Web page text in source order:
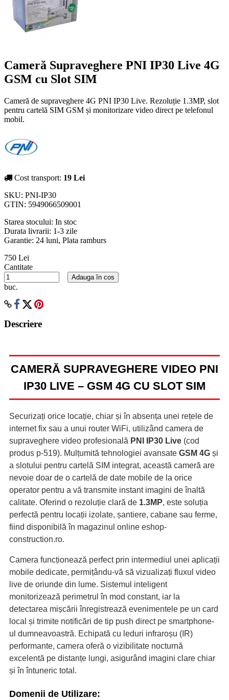
Cameră Supraveghere PNI IP30 Live 4G
GSM cu Slot SIM
Cameră de supraveghere 4G PNI IP30 Live. Rezoluție 1.3MP, slot
pentru cartelă SIM GSM și monitorizare video direct pe telefonul
mobil.
Cost transport: 19 Lei
SKU: PNI-IP30
GTIN: 5949066509001
Starea stocului: In stoc
Durata livrarii: 1-3 zile
Garantie: 24 luni, Plata ramburs
750 Lei
Cantitate
buc.
Adauga în cos
Descriere
CAMERĂ SUPRAVEGHERE VIDEO PNI
IP30 LIVE – GSM 4G CU SLOT SIM
Securizați orice locație, chiar și în absența unei rețele de
internet fix sau a unui router WiFi, utilizând camera de
supraveghere video profesională PNI IP30 Live (cod
produs p-519). Mulțumită tehnologiei avansate GSM 4G și
a slotului pentru cartelă SIM integrat, această cameră are
nevoie doar de o cartelă de date mobile de la orice
operator pentru a vă transmite instant imagini de înaltă
calitate. Oferind o rezoluție clară de 1.3MP, este soluția
perfectă pentru locații izolate, șantiere, cabane sau ferme,
fiind disponibilă în magazinul online eshop-
construction.ro.
Camera funcționează perfect prin intermediul unei aplicații
mobile dedicate, permițându-vă să vizualizați fluxul video
live de oriunde din lume. Sistemul inteligent
monitorizează perimetrul în mod constant, iar la
detectarea mișcării înregistrează evenimentele pe un card
local și trimite notificări de tip push direct pe smartphone-
ul dumneavoastră. Echipată cu leduri infraroșu (IR)
performante, camera oferă o vizibilitate nocturnă
excelentă pe distanțe lungi, asigurând imagini clare chiar
și în întuneric total.
Domenii de Utilizare: